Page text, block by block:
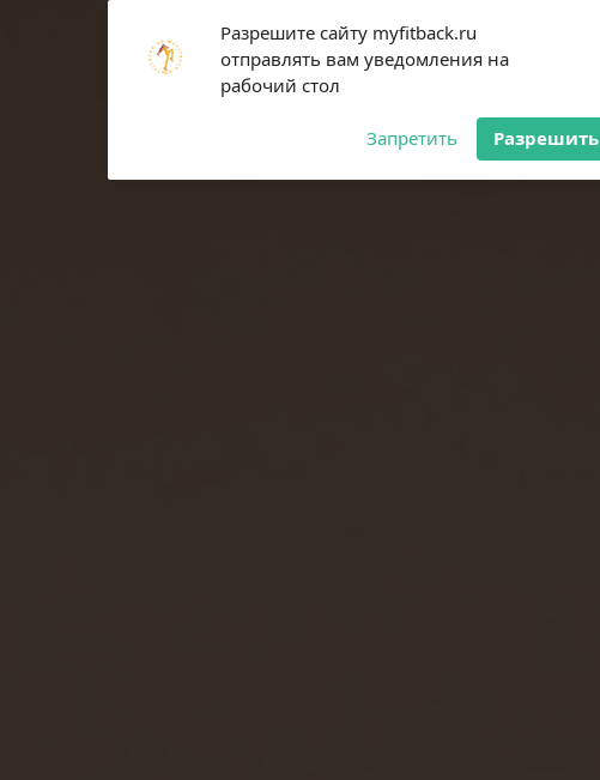
Разрешите сайту myfitback.ru
отправлять вам уведомления на
рабочий стол
Запретить Разрешить
notifications!
To enable permission prompts, click
on the notification icon